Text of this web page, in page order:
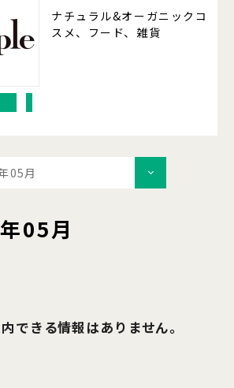
ナチュラル&オーガニックコ
スメ、フード、雑貨
05月
05月
できる情報はありません。